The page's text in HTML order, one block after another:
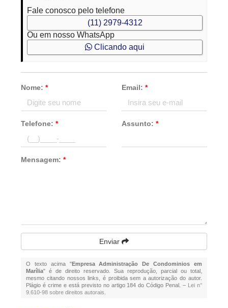
Fale conosco pelo telefone
(11) 2979-4312
Ou em nosso WhatsApp
Clicando aqui
Nome:* Email: *
Telefone:* Assunto: *
Mensagem:*
Enviar
O texto acima "Empresa Administração De Condominios em
Marília" é de direito reservado. Sua reprodução, parcial ou total,
mesmo citando nossos links, é proibida sem a autorização do autor.
Plágio é crime e está previsto no artigo 184 do Código Penal. – Lei n°
9.610-98 sobre direitos autorais